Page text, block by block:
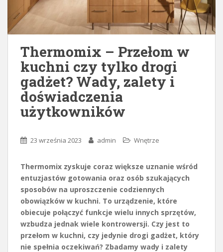
Thermomix – Przełom w
kuchni czy tylko drogi
gadżet? Wady, zalety i
doświadczenia
użytkowników
23 września 2023 admin Wnętrze
Thermomix zyskuje coraz większe uznanie wśród
entuzjastów gotowania oraz osób szukających
sposobów na uproszczenie codziennych
obowiązków w kuchni. To urządzenie, które
obiecuje połączyć funkcje wielu innych sprzętów,
wzbudza jednak wiele kontrowersji. Czy jest to
przełom w kuchni, czy jedynie drogi gadżet, który
nie spełnia oczekiwań? Zbadamy wady i zalety